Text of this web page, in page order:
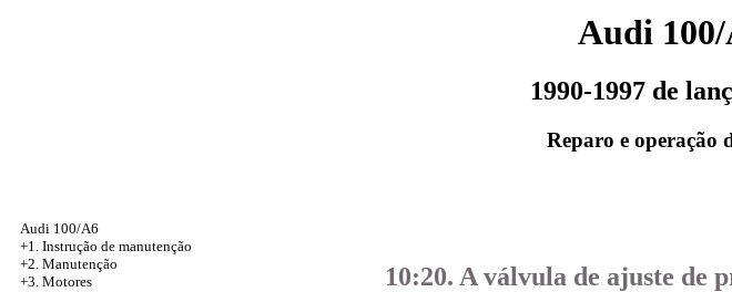
Audi
1990-1997 de
Reparo e operação
Audi 100/A6
+1. Instrução de manutenção
+2. Manutenção
+3. Motores
10:20. A válvula de ajuste de